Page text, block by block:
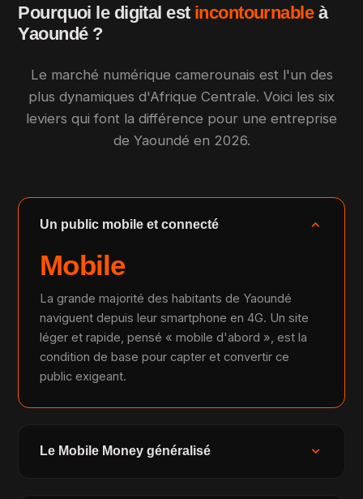
Pourquoi le digital est incontournableà
Yaoundé ?
Le marché numérique camerounais est l'un des
plus dynamiques d'Afrique Centrale. Voici les six
leviers qui font la différence pour une entreprise
de Yaoundé en 2026.
Un public mobile et connecté expand_more
Mobile
La grande majorité des habitants de Yaoundé
naviguent depuis leur smartphone en 4G. Un site
léger et rapide, pensé « mobile d'abord », est la
condition de base pour capter et convertir ce
public exigeant.
Le Mobile Money généralisé expand_more